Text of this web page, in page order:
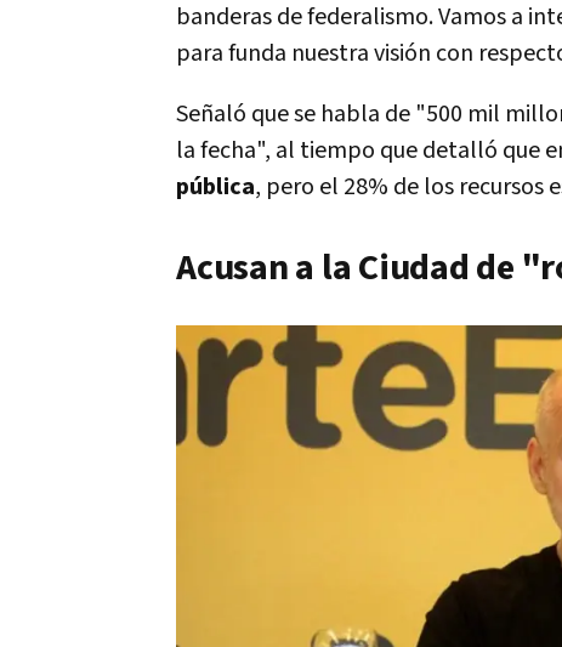
banderas de federalismo. Vamos a
para funda nuestra visión con
Señaló que se habla de "500 mil
la fecha", al tiempo que detalló que
pública, pero el 28% de los recursos
Acusan a la Ciudad de